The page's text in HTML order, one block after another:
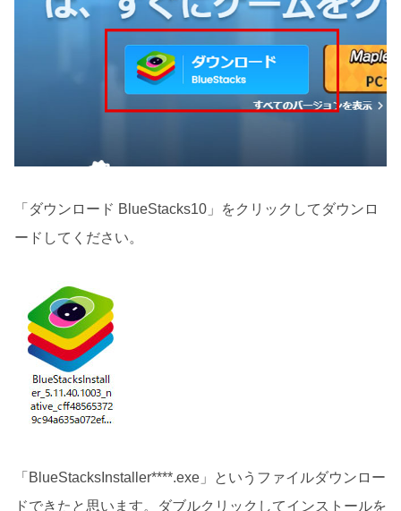
「ダウンロード BlueStacks10」をクリックしてダウンロ
ードしてください。
「BlueStacksInstaller****.exe」というファイルダウンロー
ドできたと思います。ダブルクリックしてインストールを